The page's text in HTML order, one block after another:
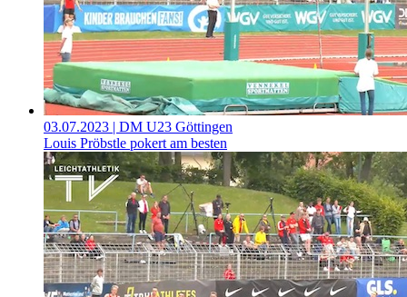
03.07.2023 | DM U23 Göttingen
Louis Pröbstle pokert am besten